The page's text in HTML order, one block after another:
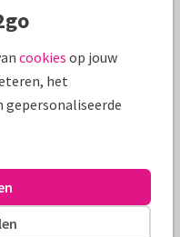
cookies op jouw
het
gepersonaliseerde